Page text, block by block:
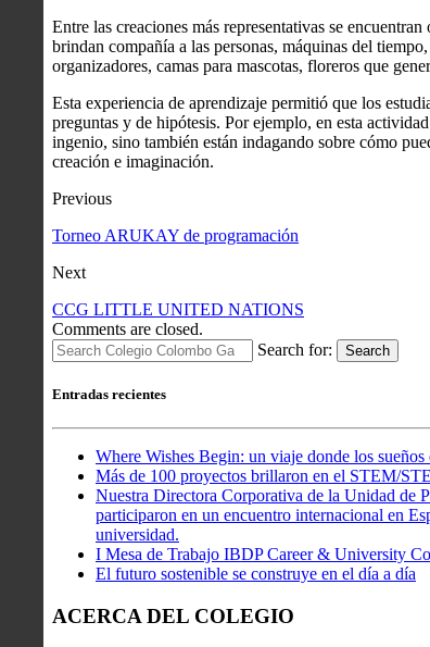
Entre las creaciones más representativas se
brindan compañía a las personas, máquinas del
organizadores, camas para mascotas, floreros que
Esta experiencia de aprendizaje permitió que los
preguntas y de hipótesis. Por ejemplo, en esta
ingenio, sino también están indagando sobre cómo
creación e imaginación.
Previous
Torneo ARUKAY de programación
Next
CCG LITTLE UNITED NATIONS
Comments are closed.
Search for:
Search
Entradas recientes
Where Wishes Begin: un viaje donde los sueños
Más de 100 proyectos brillaron en el STEM/
Nuestra Directora Corporativa de la Unidad de
participaron en un encuentro internacional en
universidad.
I Mesa de Trabajo IBDP Career & University
El futuro sostenible se construye en el día a día
ACERCA DEL COLEGIO